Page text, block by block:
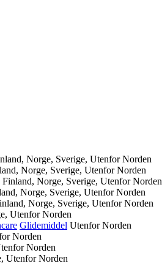
Norge, Sverige, Utenfor Norden
Norge, Sverige, Utenfor Norden
Norge, Sverige, Utenfor Norden
Norge, Sverige, Utenfor Norden
Norge, Sverige, Utenfor Norden
Utenfor Norden
Glidemiddel Utenfor Norden
Norden
Norden
Utenfor Norden